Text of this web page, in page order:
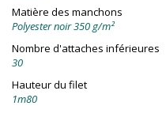
Matière des manchons
Polyester noir 350 g/m²
Nombre d'attaches inférieures
30
Hauteur du filet
1m80